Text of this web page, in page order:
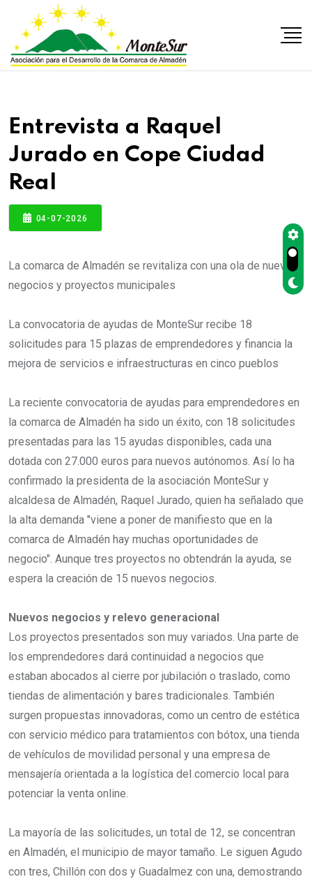
Entrevista a Raquel
Jurado en Cope Ciudad
Real
04-07-2026
La comarca de Almadén se revitaliza con una ola de nuevos
negocios y proyectos municipales
La convocatoria de ayudas de MonteSur recibe 18
solicitudes para 15 plazas de emprendedores y financia la
mejora de servicios e infraestructuras en cinco pueblos
La reciente convocatoria de ayudas para emprendedores en
la comarca de Almadén ha sido un éxito, con 18 solicitudes
presentadas para las 15 ayudas disponibles, cada una
dotada con 27.000 euros para nuevos autónomos. Así lo ha
confirmado la presidenta de la asociación MonteSur y
alcaldesa de Almadén, Raquel Jurado, quien ha señalado que
la alta demanda "viene a poner de manifiesto que en la
comarca de Almadén hay muchas oportunidades de
negocio". Aunque tres proyectos no obtendrán la ayuda, se
espera la creación de 15 nuevos negocios.
Nuevos negocios y relevo generacional
Los proyectos presentados son muy variados. Una parte de
los emprendedores dará continuidad a negocios que
estaban abocados al cierre por jubilación o traslado, como
tiendas de alimentación y bares tradicionales. También
surgen propuestas innovadoras, como un centro de estética
con servicio médico para tratamientos con bótox, una tienda
de vehículos de movilidad personal y una empresa de
mensajería orientada a la logística del comercio local para
potenciar la venta online.
La mayoría de las solicitudes, un total de 12, se concentran
en Almadén, el municipio de mayor tamaño. Le siguen Agudo
con tres, Chillón con dos y Guadalmez con una, demostrando